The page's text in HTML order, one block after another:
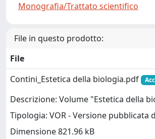
Monografia/Trattato scientifico
File in questo prodotto:
File
Contini_Estetica della biologia.pdf
Descrizione: Volume "Estetica della
Tipologia: VOR - Versione pubblicata
Dimensione 821.96 kB